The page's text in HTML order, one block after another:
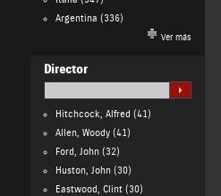
Argentina (336)
Ver más
Director
Hitchcock, Alfred (41)
Allen, Woody(41)
Ford, John(32)
Huston, John(30)
Eastwood, Clint(30)